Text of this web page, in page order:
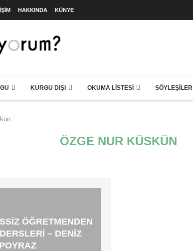
HAKKINDA KÜNYE
KURGU DIŞI OKUMA LISTESI SÖYLEŞILER
ÖZGE NUR KÜSKÜN
ÖĞRETMENDEN
– DENIZ
POYRAZ